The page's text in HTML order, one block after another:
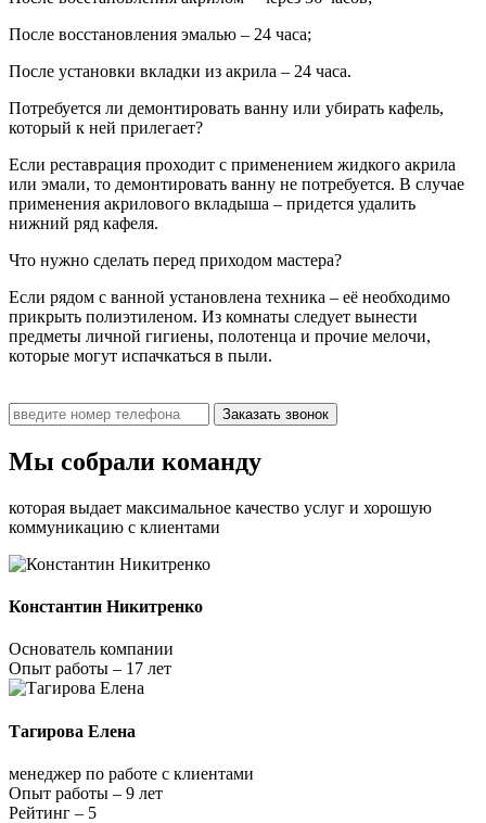
После восстановления эмалью – 24 часа;
После установки вкладки из акрила – 24 часа.
Потребуется ли демонтировать ванну или убирать кафель,
который к ней прилегает?
Если реставрация проходит с применением жидкого акрила
или эмали, то демонтировать ванну не потребуется. В случае
применения акрилового вкладыша – придется удалить
нижний ряд кафеля.
Что нужно сделать перед приходом мастера?
Если рядом с ванной установлена техника – её необходимо
прикрыть полиэтиленом. Из комнаты следует вынести
предметы личной гигиены, полотенца и прочие мелочи,
которые могут испачкаться в пыли.
Заказать звонок
Мы собрали команду
которая выдает максимальное качество услуг и хорошую
коммуникацию с клиентами
Константин Никитренко
Основатель компании
Опыт работы – 17 лет
Тагирова Елена
менеджер по работе с клиентами
Опыт работы – 9 лет
Рейтинг – 5